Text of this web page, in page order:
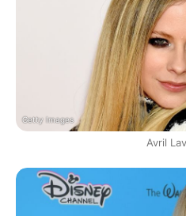
Getty Images
Avril